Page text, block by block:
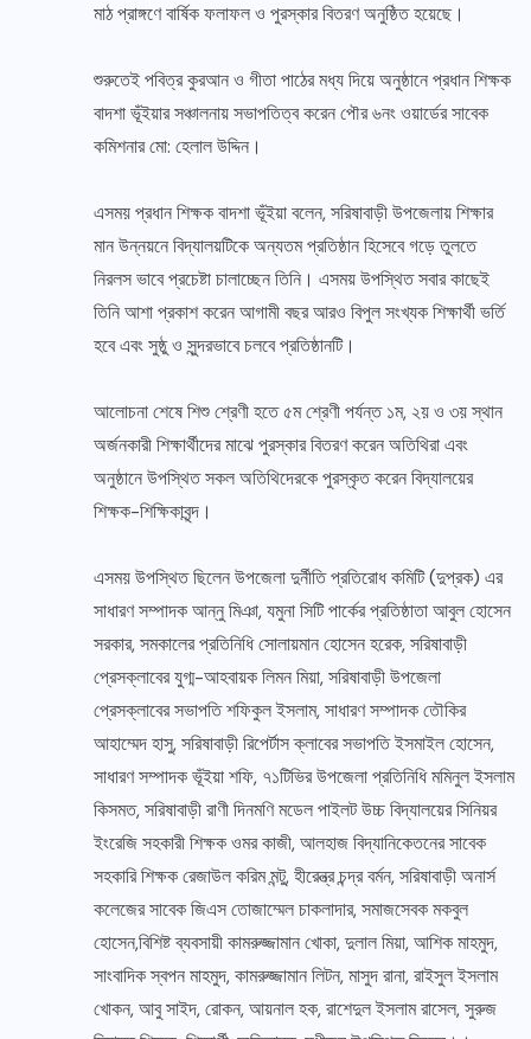
মাঠ প্রাঙ্গণে বার্ষিক ফলাফল ও পুরস্কার বিতরণ অনুষ্ঠিত হয়েছে।
শুরুতেই পবিত্র কুরআন ও গীতা পাঠের মধ্য দিয়ে অনুষ্ঠানে প্রধান শিক্ষক
বাদশা ভূঁইয়ার সঞ্চালনায় সভাপতিত্ব করেন পৌর ৬নং ওয়ার্ডের সাবেক
কমিশনার মো: হেলাল উদ্দিন।
এসময় প্রধান শিক্ষক বাদশা ভূঁইয়া বলেন, সরিষাবাড়ী উপজেলায় শিক্ষার
মান উন্নয়নে বিদ্যালয়টিকে অন্যতম প্রতিষ্ঠান হিসেবে গড়ে তুলতে
নিরলস ভাবে প্রচেষ্টা চালাচ্ছেন তিনি। এসময় উপস্থিত সবার কাছেই
তিনি আশা প্রকাশ করেন আগামী বছর আরও বিপুল সংখ্যক শিক্ষার্থী ভর্তি
হবে এবং সুষ্ঠু ও সুন্দরভাবে চলবে প্রতিষ্ঠানটি।
আলোচনা শেষে শিশু শ্রেণী হতে ৫ম শ্রেণী পর্যন্ত ১ম, ২য় ও ৩য় স্থান
অর্জনকারী শিক্ষার্থীদের মাঝে পুরস্কার বিতরণ করেন অতিথিরা এবং
অনুষ্ঠানে উপস্থিত সকল অতিথিদেরকে পুরস্কৃত করেন বিদ্যালয়ের
শিক্ষক-শিক্ষিকাবৃন্দ।
এসময় উপস্থিত ছিলেন উপজেলা দুর্নীতি প্রতিরোধ কমিটি (দুপ্রক) এর
সাধারণ সম্পাদক আন্নু মিঞা, যমুনা সিটি পার্কের প্রতিষ্ঠাতা আবুল হোসেন
সরকার, সমকালের প্রতিনিধি সোলায়মান হোসেন হরেক, সরিষাবাড়ী
প্রেসক্লাবের যুগ্ম-আহবায়ক লিমন মিয়া, সরিষাবাড়ী উপজেলা
প্রেসক্লাবের সভাপতি শফিকুল ইসলাম, সাধারণ সম্পাদক তৌকির
আহাম্মেদ হাসু, সরিষাবাড়ী রিপের্টাস ক্লাবের সভাপতি ইসমাইল হোসেন,
সাধারণ সম্পাদক ভূঁইয়া শফি, ৭১টিভির উপজেলা প্রতিনিধি মমিনুল ইসলাম
কিসমত, সরিষাবাড়ী রাণী দিনমণি মডেল পাইলট উচ্চ বিদ্যালয়ের সিনিয়র
ইংরেজি সহকারী শিক্ষক ওমর কাজী, আলহাজ বিদ্যানিকেতনের সাবেক
সহকারি শিক্ষক রেজাউল করিম মন্টু, হীরেন্ত্র চন্দ্র বর্মন, সরিষাবাড়ী অনার্স
কলেজের সাবেক জিএস তোজাম্মেল চাকলাদার, সমাজসেবক মকবুল
হোসেন,বিশিষ্ট ব্যবসায়ী কামরুজ্জামান খোকা, দুলাল মিয়া, আশিক মাহমুদ,
সাংবাদিক স্বপন মাহমুদ, কামরুজ্জামান লিটন, মাসুদ রানা, রাইসুল ইসলাম
খোকন, আবু সাইদ, রোকন, আয়নাল হক, রাশেদুল ইসলাম রাসেল, সুরুজ